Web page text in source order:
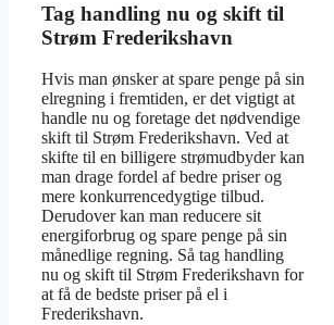
Tag handling nu og skift til
Strøm Frederikshavn
Hvis man ønsker at spare penge på sin
elregning i fremtiden, er det vigtigt at
handle nu og foretage det nødvendige
skift til Strøm Frederikshavn. Ved at
skifte til en billigere strømudbyder kan
man drage fordel af bedre priser og
mere konkurrencedygtige tilbud.
Derudover kan man reducere sit
energiforbrug og spare penge på sin
månedlige regning. Så tag handling
nu og skift til Strøm Frederikshavn for
at få de bedste priser på el i
Frederikshavn.